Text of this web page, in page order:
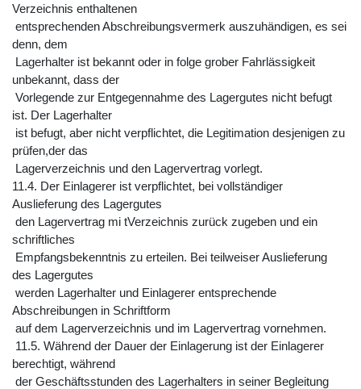
Verzeichnis enthaltenen
entsprechenden Abschreibungsvermerk auszuhändigen, es sei
denn, dem
Lagerhalter ist bekannt oder in folge grober Fahrlässigkeit
unbekannt, dass der
Vorlegende zur Entgegennahme des Lagergutes nicht befugt
ist. Der Lagerhalter
ist befugt, aber nicht verpflichtet, die Legitimation desjenigen zu
prüfen,der das
Lagerverzeichnis und den Lagervertrag vorlegt.
11.4. Der Einlagerer ist verpflichtet, bei vollständiger
Auslieferung des Lagergutes
den Lagervertrag mi tVerzeichnis zurück zugeben und ein
schriftliches
Empfangsbekenntnis zu erteilen. Bei teilweiser Auslieferung
des Lagergutes
werden Lagerhalter und Einlagerer entsprechende
Abschreibungen in Schriftform
auf dem Lagerverzeichnis und im Lagervertrag vornehmen.
11.5. Während der Dauer der Einlagerung ist der Einlagerer
berechtigt, während
der Geschäftsstunden des Lagerhalters in seiner Begleitung